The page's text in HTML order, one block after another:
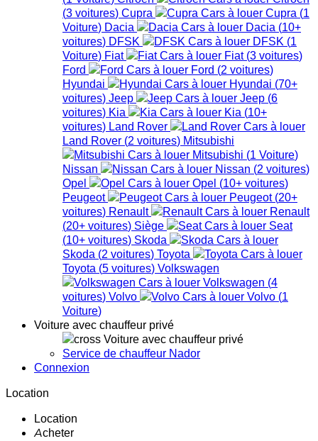
(3 voitures) Cupra Cupra (1
Voiture) Dacia Dacia (10+
voitures) DFSK DFSK (1
Voiture) Fiat Fiat (3 voitures)
Ford
Ford (2 voitures)
Hyundai
Hyundai (70+
voitures) Jeep Jeep (6
voitures) Kia Kia (10+
voitures) Land Rover
Land Rover (2 voitures) Mitsubishi
Mitsubishi (1 Voiture)
Nissan
Nissan (2 voitures)
Opel
Opel (10+ voitures)
Peugeot
Peugeot (20+
voitures) Renault
Renault
(20+ voitures) Siège
Seat
(10+ voitures) Skoda
Skoda (2 voitures) Toyota
Toyota (5 voitures) Volkswagen
Volkswagen (4
voitures) Volvo Volvo (1
Voiture)
Voiture avec chauffeur privé
Voiture avec chauffeur privé
Service de chauffeur Nador
Connexion
Location
Location
Acheter